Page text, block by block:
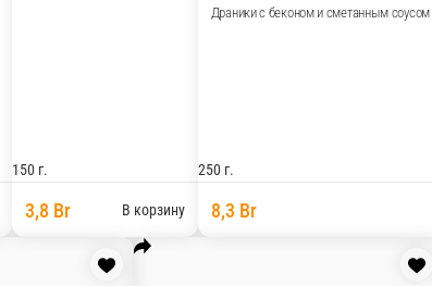
150 г.
3,8 Br В корзину
Драники с беконом и сметанным соусом
250 г.
8,3 Br